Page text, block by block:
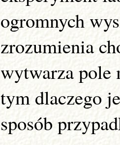
ogromnych
zrozumienia
wytwarza pole
tym dlaczego
sposób